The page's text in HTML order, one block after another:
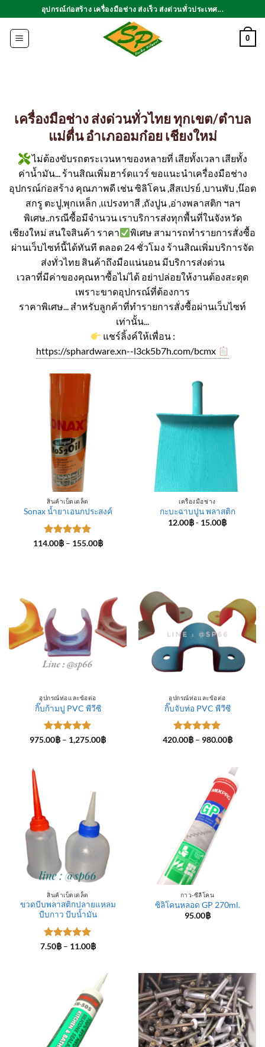
ไป
เนื้อหา
อุปกรณ์ก่อสร้าง เครื่องมือช่าง ส่งเร็ว ส่งด่วนทั่วประเทศ...
0
เครื่องมือช่าง ส่งด่วนทั่วไทย ทุกเขต/ตำบล
แม่ตื่น อำเภออมก๋อย เชียงใหม่
ไม่ต้องขับรถตระเวนหาของหลายที่ เสียทั้งเวลา เสียทั้ง
ค่าน้ำมัน... ร้านสิณเพิ่มฮาร์ดแวร์ ขอแนะนำเครื่องมือช่าง
อุปกรณ์ก่อสร้าง คุณภาพดี เช่น ซิลิโคน ,สีสเปรย์ ,บานพับ ,น๊อต
สกรู ตะปู,พุกเหล็ก ,แปรงทาสี ,ถังปูน ,อ่างพลาสติก ฯลฯ
พิเศษ..กรณีซื้อมีจำนวน เราบริการส่งทุกพื้นที่ในจังหวัด
เชียงใหม่ สนใจสินค้า ราคา
พิเศษ สามารถทำรายการสั่งซื้อ
ผ่านเว็บไซท์นี้ได้ทันที ตลอด 24 ชั่วโมง ร้านสิณเพิ่มบริการจัด
ส่งทั่วไทย สินค้าถึงมือแน่นอน มีบริการส่งด่วน
เวลาที่มีค่าของคุณหาซื้อไม่ได้ อย่าปล่อยให้งานต้องสะดุด
เพราะขาดอุปกรณ์ที่ต้องการ
ราคาพิเศษ... สำหรับลูกค้าที่ทำรายการสั่งซื้อผ่านเว็บไซท์
เท่านั้น...
แชร์ลิ้งค์ให้เพื่อน :
https://sphardware.xn--l3ck5b7h.com/bcmx
สินค้าเบ็ดเตล็ด
Sonax น้ำยาเอนกประสงค์
ให้คะแนน
114.00฿ – 155.00฿Price
เครื่องมือช่าง
กะบะฉาบปูน พลาสติก
12.00฿- 15.00฿
อุปกรณ์ท่อและข้อต่อ
กิ๊บก้ามปู PVC พีวีซี
ให้คะแนน
975.00฿ – 1,275.00฿Price
อุปกรณ์ท่อและข้อต่อ
กิ๊บจับท่อ PVC พีวีซี
ให้คะแนน
420.00฿ – 980.00฿Price
980.00฿
สินค้าเบ็ดเตล็ด
ขวดบีบพลาสติกปลายแหลม
บีบกาว บีบน้ำมัน
ให้คะแนน
7.50฿ – 11.00฿Price
11.00฿
กาว-ซีลีโคน
ซิลิโคนหลอด GP 270ml.
95.00฿